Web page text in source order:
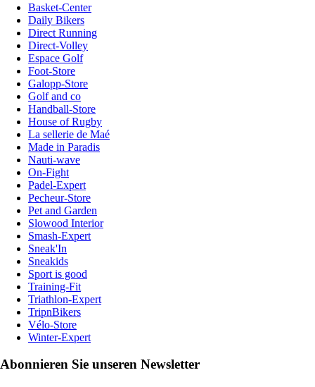
Basket-Center
Daily Bikers
Direct Running
Direct-Volley
Espace Golf
Foot-Store
Galopp-Store
Golf and co
Handball-Store
House of Rugby
La sellerie de Maé
Made in Paradis
Nauti-wave
On-Fight
Padel-Expert
Pecheur-Store
Pet and Garden
Slowood Interior
Smash-Expert
Sneak'In
Sneakids
Sport is good
Training-Fit
Triathlon-Expert
TripnBikers
Vélo-Store
Winter-Expert
Abonnieren Sie unseren Newsletter